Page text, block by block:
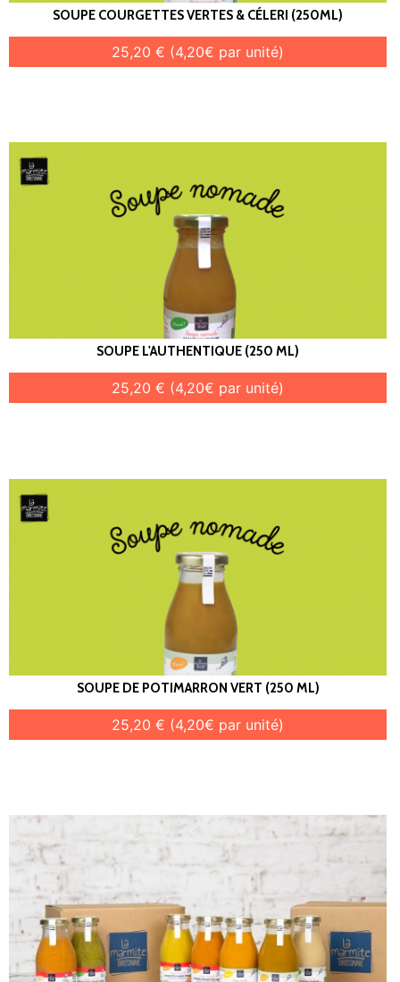
SOUPE COURGETTES VERTES & CÉLERI (250ML)
25,20 € (4,20€ par unité)
SOUPE L'AUTHENTIQUE (250 ML)
25,20 € (4,20€ par unité)
SOUPE DE POTIMARRON VERT (250 ML)
25,20 € (4,20€ par unité)